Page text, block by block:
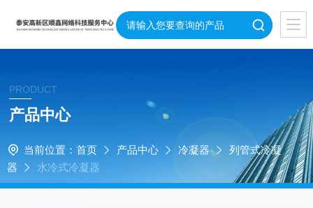
PRODUCT
产品中心
当前位置： 首页 产品中心 冷凝器
列管式冷凝
器
水冷式冷凝器